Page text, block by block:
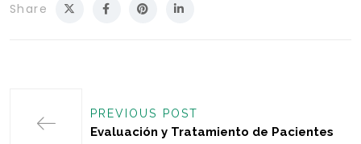
Share
PREVIOUS POST
Evaluación y Tratamiento de Pacientes